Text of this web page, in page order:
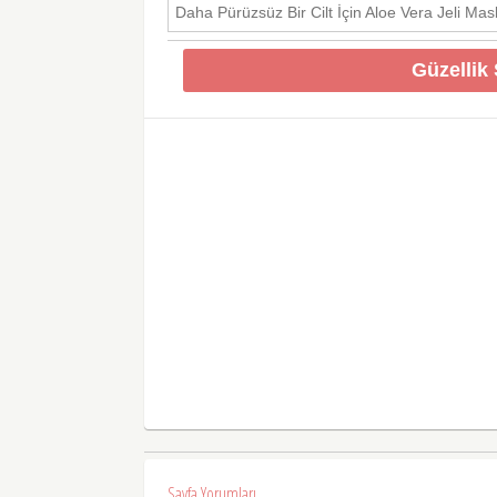
Daha Pürüzsüz Bir Cilt İçin Aloe Vera Jeli
Güzellik